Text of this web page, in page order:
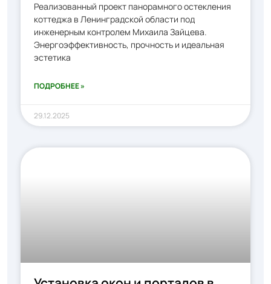
Реализованный проект панорамного остекления
коттеджа в Ленинградской области под
инженерным контролем Михаила Зайцева.
Энергоэффективность, прочность и идеальная
эстетика
ПОДРОБНЕЕ »
29.12.2025